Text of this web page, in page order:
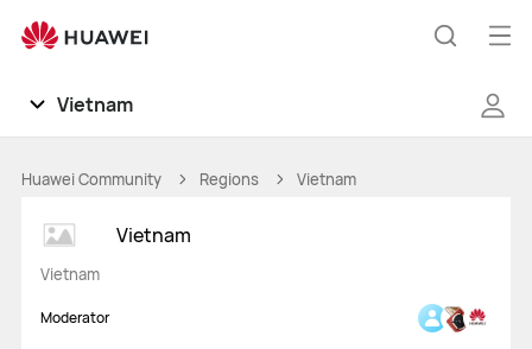
Global
Smartphones,Laptops,Tablets,Watches
Home
Vietnam
Community
Regions
News
Huawei Community Regions Vietnam
Vietnam
Vietnam
Moderator